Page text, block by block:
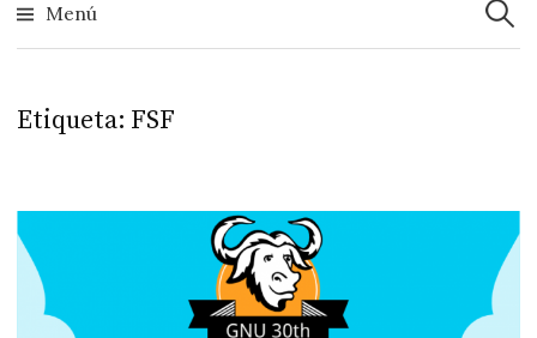
Menú
Etiqueta: FSF